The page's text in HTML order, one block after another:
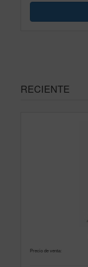
RECIENTE
Precio de venta: